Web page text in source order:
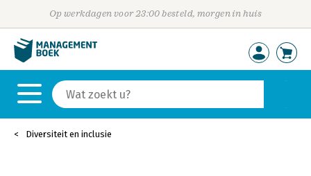
Op werkdagen voor 23:00 besteld, morgen in huis
Diversiteit en inclusie